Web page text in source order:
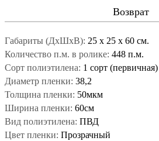
Возврат
Габариты (ДxШxВ): 25 x 25 x 60 см.
Количество п.м. в ролике: 448 п.м.
Сорт полиэтилена: 1 сорт (первичная)
Диаметр пленки: 38,2
Толщина пленки: 50мкм
Ширина пленки: 60см
Вид полиэтилена: ПВД
Цвет пленки: Прозрачный